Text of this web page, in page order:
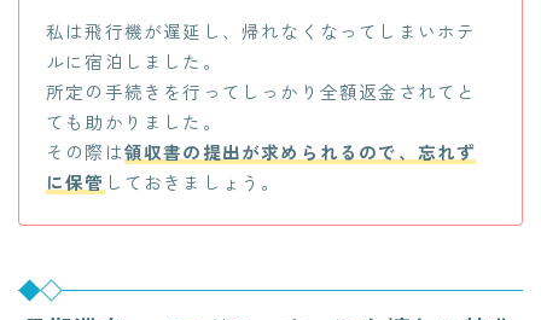
私は飛行機が遅延し、帰れなくなってしまいホテ
ルに宿泊しました。
所定の手続きを行ってしっかり全額返金されてと
ても助かりました。
その際は領収書の提出が求められるので、忘れず
に保管 しておきましょう。